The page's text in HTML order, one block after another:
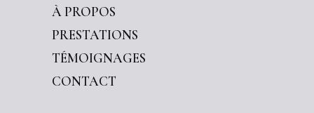
À PROPOS
PRESTATIONS
TÉMOIGNAGES
CONTACT